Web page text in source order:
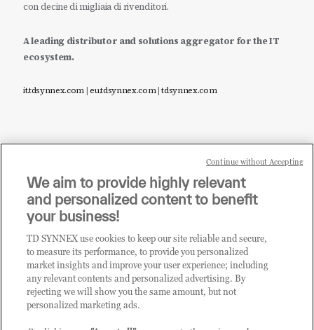
con decine di migliaia di rivenditori.
A leading distributor and solutions aggregator for the IT
ecosystem.
it.tdsynnex.com|eu.tdsynnex.com|tdsynnex.com
Sei un rivenditore di tecnologia e desideri acquistare
i prodotti o le soluzioni trattate sul blog?
CLICCA QUI E DIVENTA
CLIENTE TD SYNNEX
We aim to provide highly relevant
and personalized content to benefit
your business!
TD SYNNEX use cookies to keep our site reliable and secure,
to measure its performance, to provide you personalized
market insights and improve your user experience; including
any relevant contents and personalized advertising. By
rejecting we will show you the same amount, but not
personalized marketing ads.
Continue without Accepting